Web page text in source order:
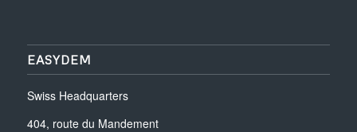
EASYDEM
Swiss Headquarters
404, route du Mandement